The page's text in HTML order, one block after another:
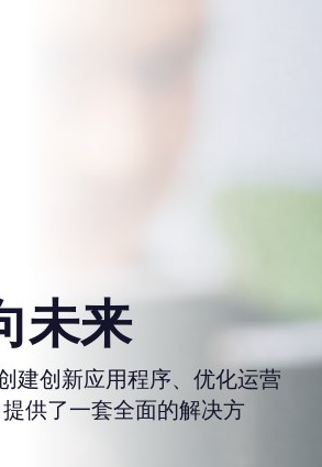
未来
建创新应用程序、优化运营
供了一套全面的解决方